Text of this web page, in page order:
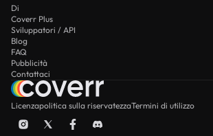
Di
Coverr Plus
Sviluppatori / API
Blog
FAQ
Pubblicità
Contattaci
Licenzapolitica sulla riservatezzaTermini di utilizzo